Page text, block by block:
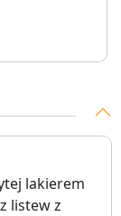
lakierem
listew z